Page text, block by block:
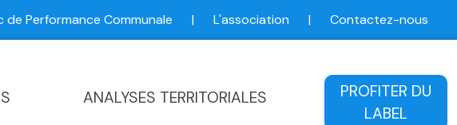
de Performance Communale | L'association | Contactez-nous
ANALYSES TERRITORIALES
PROFITER DU
LABEL